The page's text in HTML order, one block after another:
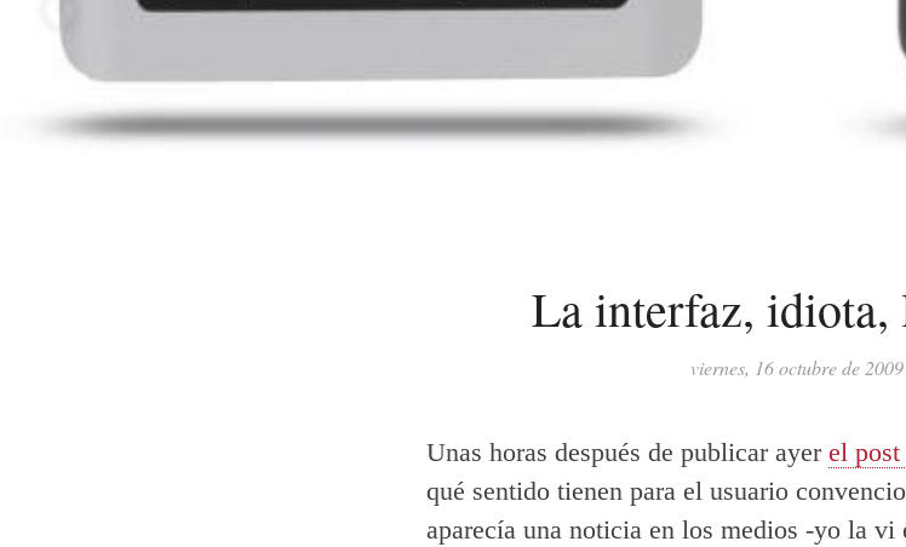
La interfaz, idiota,
viernes, 16 octubre de 2009
Unas horas después de publicar ayer el post
qué sentido tienen para el usuario
aparecía una noticia en los medios -yo la vi